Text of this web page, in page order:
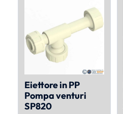
Eiettore in PP
Pompa venturi
SP820